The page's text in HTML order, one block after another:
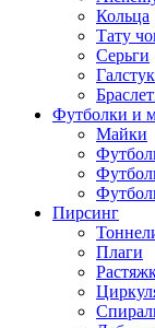
Кольца
Тату
Серьги
Футболки и
Майки
Пирсинг
Плаги